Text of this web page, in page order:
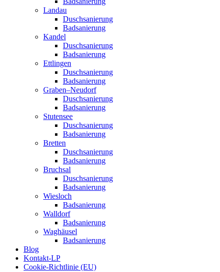
Landau
Duschsanierung
Badsanierung
Kandel
Duschsanierung
Badsanierung
Ettlingen
Duschsanierung
Badsanierung
Graben–Neudorf
Duschsanierung
Badsanierung
Stutensee
Duschsanierung
Badsanierung
Bretten
Duschsanierung
Badsanierung
Bruchsal
Duschsanierung
Badsanierung
Wiesloch
Badsanierung
Walldorf
Badsanierung
Waghäusel
Badsanierung
Blog
Kontakt-LP
Cookie-Richtlinie (EU)